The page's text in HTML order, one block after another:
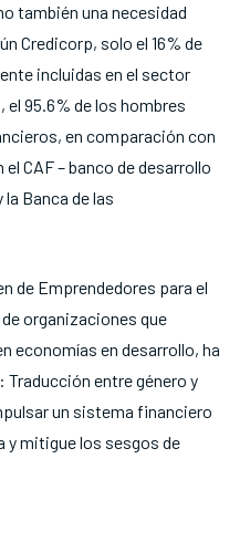
también una necesidad
Credicorp, solo el 16% de
incluidas en el sector
95.6% de los hombres
en comparación con
CAF – banco de desarrollo
Banca de las
de Emprendedores para el
organizaciones que
economías en desarrollo, ha
Traducción entre género y
un sistema financiero
y mitigue los sesgos de